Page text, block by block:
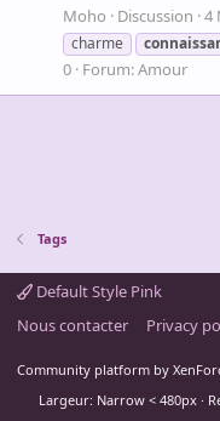
Moho Discussion 4
charme
0 Forum:Amour
Tags
Default Style Pink
Nous contacter
Privacy
Community platform by
Largeur